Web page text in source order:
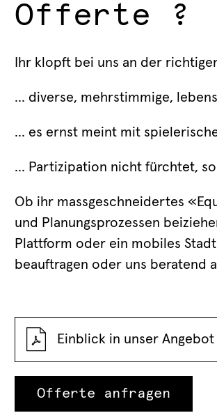
Offerte ?
Ihr klopft bei uns an der
... diverse, mehrstimmige,
... es ernst meint mit
... Partizipation nicht fürchtet,
Ob ihr massgeschneidertes
und Planungsprozessen
Plattform oder ein mobiles
beauftragen oder uns beratend
Einblick in unser Angebot
Offerte anfragen